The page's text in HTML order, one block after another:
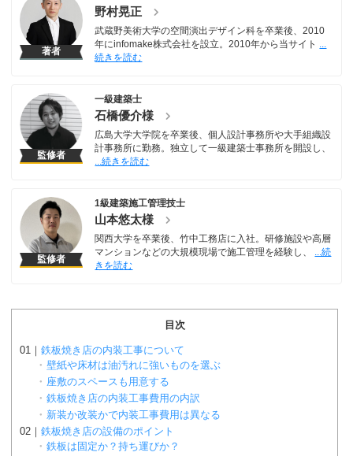
著者
野村晃正
武蔵野美術大学の空間演出デザイン科を卒業後、2010
年にinfomake株式会社を設立。2010年から当サイト
監修者
一級建築士
石橋優介様
広島大学大学院を卒業後、個人設計事務所や大手組織設
計事務所に勤務。独立して一級建築士事務所を開設し、
監修者
1級建築施工管理技士
山本悠太様
関西大学を卒業後、竹中工務店に入社。研修施設や高層
マンションなどの大規模現場で施工管理を経験し、
目次
鉄板焼き店の内装工事について
壁紙や床材は油汚れに強いものを選ぶ
座敷のスペースも用意する
鉄板焼き店の内装工事費用の内訳
新装か改装かで内装工事費用は異なる
鉄板焼き店の設備のポイント
鉄板は固定か？持ち運びか？